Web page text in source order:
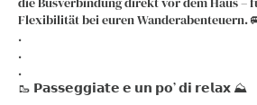
Flexibilität bei euren Wanderabenteuern.
.
.
.
🥾 𝗣𝗮𝘀𝘀𝗲𝗴𝗴𝗶𝗮𝘁𝗲 𝗲 𝘂𝗻 𝗽𝗼’ 𝗱𝗶 𝗿𝗲𝗹𝗮𝘅 ⛰️